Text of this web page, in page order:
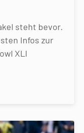
steht bevor.
Infos zur
XLI